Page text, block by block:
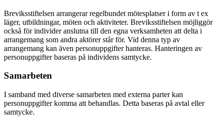
Breviksstiftelsen arrangerar regelbundet mötesplatser i form av t ex
läger, utbildningar, möten och aktiviteter. Breviksstiftelsen möjliggör
också för individer anslutna till den egna verksamheten att delta i
arrangemang som andra aktörer står för. Vid denna typ av
arrangemang kan även personuppgifter hanteras. Hanteringen av
personuppgifter baseras på individens samtycke.
Samarbeten
I samband med diverse samarbeten med externa parter kan
personuppgifter komma att behandlas. Detta baseras på avtal eller
samtycke.